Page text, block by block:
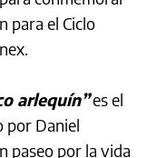
para el Ciclo
arlequín”es el
por Daniel
paseo por la vida